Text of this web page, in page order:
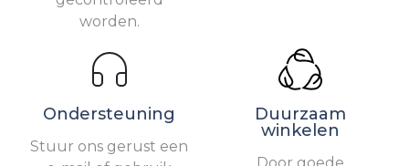
worden.
Ondersteuning
Stuur ons gerust een
Duurzaam
winkelen